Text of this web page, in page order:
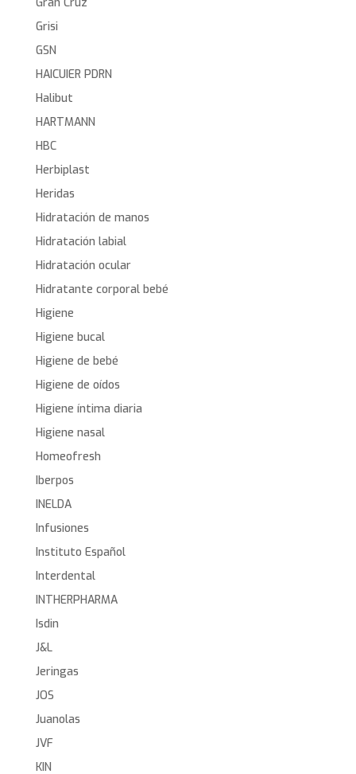
Grisi
GSN
HAICUIER PDRN
Halibut
HARTMANN
HBC
Herbiplast
Heridas
Hidratación de manos
Hidratación labial
Hidratación ocular
Hidratante corporal bebé
Higiene
Higiene bucal
Higiene de bebé
Higiene de oídos
Higiene íntima diaria
Higiene nasal
Homeofresh
Iberpos
INELDA
Infusiones
Instituto Español
Interdental
INTHERPHARMA
Isdin
J&L
Jeringas
JOS
Juanolas
JVF
KIN